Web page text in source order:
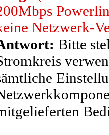
Netzwerk-
Bitte